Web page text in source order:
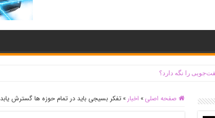
را نگه دارد؟
صفحه اصلی » اخبار » تفکر بسیجی باید در تمام حوزه ها گسترش یابد